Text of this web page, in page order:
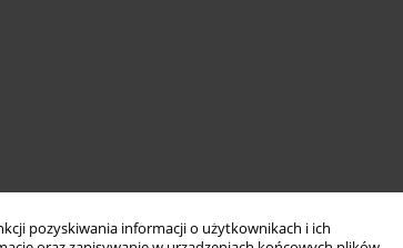
pozyskiwania informacji o użytkownikach i ich